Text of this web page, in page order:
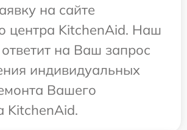
на сайте
центра KitchenAid. Наш
на Ваш запрос
индивидуальных
Вашего
KitchenAid.